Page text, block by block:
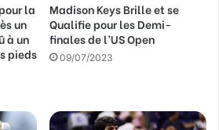
la
un
à un
pieds
Madison Keys Brille et se
Qualifie pour les Demi-
finales de l’US Open
09/07/2023